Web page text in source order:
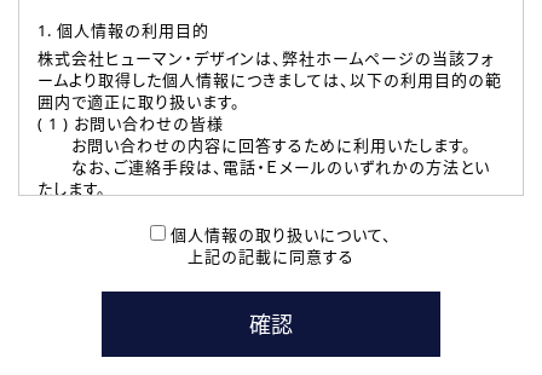
1. 個人情報の利用目的
株式会社ヒューマン・デザインは、弊社ホームページの当該フォ
ームより取得した個人情報につきましては、以下の利用目的の範
囲内で適正に取り扱います。
( 1 ) お問い合わせの皆様
お問い合わせの内容に回答するために利用いたします。
なお、ご連絡手段は、電話・Ｅメールのいずれかの方法とい
たします。
本登録に関するご連絡および本登録時の参考情報として利
たします。
( 3 ) スタッフ派遣を検討されている企業の皆様
お問い合わせの内容に回答するために利用いたします。
なお、ご連絡手段は、電話・Ｅメールのいずれかの方法とい
個人情報の取り扱いについて、
上記の記載に同意する